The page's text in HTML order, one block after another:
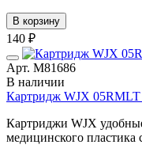
В корзину
140 ₽
Арт. М81686
В наличии
Картридж WJX 05RMLT
Картриджи WJX
медицинского пластика